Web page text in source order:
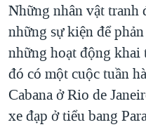
Những nhân vật tranh
những sự kiện để
những hoạt động khai
đó có một cuộc tuần
Cabana ở Rio de
xe đạp ở tiểu bang